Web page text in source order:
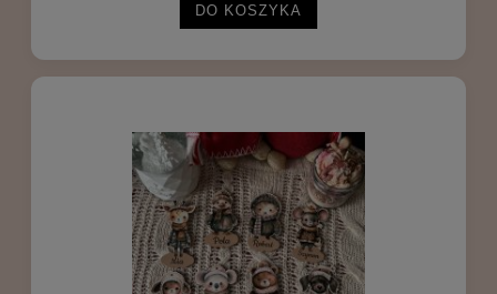
DO KOSZYKA